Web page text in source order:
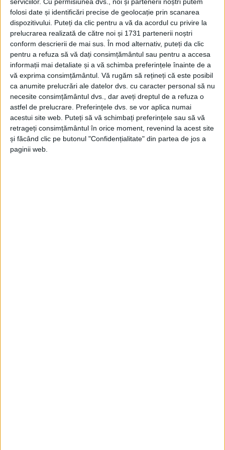
serviciilor. Cu permisiunea dvs., noi și partenerii noștri putem
folosi date și identificări precise de geolocație prin scanarea
dispozitivului. Puteți da clic pentru a vă da acordul cu privire la
prelucrarea realizată de către noi și 1731 partenerii noștri
conform descrierii de mai sus. În mod alternativ, puteți da clic
pentru a refuza să vă dați consimțământul sau pentru a accesa
informații mai detaliate și a vă schimba preferințele înainte de a
vă exprima consimțământul. Vă rugăm să rețineți că este posibil
ca anumite prelucrări ale datelor dvs. cu caracter personal să nu
necesite consimțământul dvs., dar aveți dreptul de a refuza o
astfel de prelucrare. Preferințele dvs. se vor aplica numai
acestui site web. Puteți să vă schimbați preferințele sau să vă
retrageți consimțământul în orice moment, revenind la acest site
și făcând clic pe butonul "Confidențialitate" din partea de jos a
paginii web.
guvernare alături de PNL și a adăugat: „Știam ce a
făcut vechea guvernare și că trebuie să ne asumăm
ceva ce nu știm dacă avem șansa să redresăm. Dar
văzînd situația și vorbind cu cetățenii, vorbind cu
primarii, nu am găsit altă soluție, indiferent de
consecințe. Sperăm să nu fie consecințe”. Senatorul
Stan a mai spus: „Noi, PSD, cel puțin, asigurăm
sucevenii că vom face tot posibilul ca să reparăm
ceea ce au stricat alții”.
Tags: Anghel Saligny ioan stan primari psd suceava